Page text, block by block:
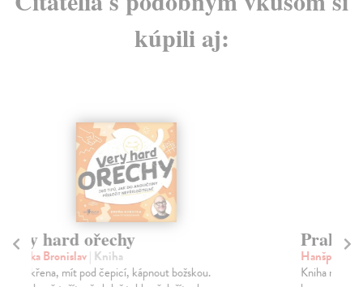
kúpili aj:
Praktická angličtina pro děti
Hanšpachová Jana
Kniha nabízí základní potřebné věty pro každodenní